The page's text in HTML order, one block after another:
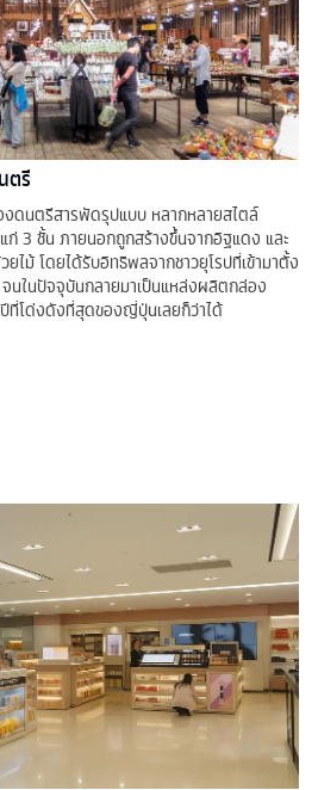
ตรี
งดนตรีสารพัดรุปแบบ หลากหลายสไตล์
ก่ 3 ชั้น ภายนอกถูกสร้างขึ้นจากอิฐแดง และ
ยไม้ โดยได้รับอิทธิพลจากชาวยุโรปที่เข้ามาตั้ง
นในปัจจุบันกลายมาเป็นแหล่งผลิตกล่อง
ที่โด่งดังที่สุดของญี่ปุ่นเลยก็ว่าได้